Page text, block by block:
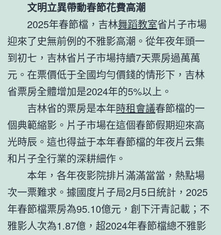
文明立異帶動春節花費高潮
2025年春節檔，吉林舞蹈教室省片子市場
迎來了史無前例的不雅影高潮。從年夜年頭一
到初七，吉林省片子市場持續7天票房過萬萬
元。在票價低于全國均勻價錢的情形下，吉林
省票房全體增加是2024年的5%以上。
吉林省的票房是本年時租會議春節檔的一
個典範縮影。片子市場在這個春節假期迎來高
光時辰。這也得益于本年春節檔的年夜片云集
和片子全行業的深耕細作。
本年，各年夜影院排片滿滿當當，熱點場
次一票難求。據國度片子局2月5日統計，2025
年春節檔票房為95.10億元，創下汗青記載；不
雅影人次為1.87億，超2024年春節檔總不雅影